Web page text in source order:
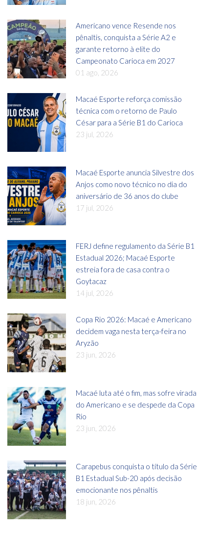
Americano vence Resende nos
pênaltis, conquista a Série A2 e
garante retorno à elite do
Campeonato Carioca em 2027
01 ago, 2026
Macaé Esporte reforça comissão
técnica com o retorno de Paulo
César para a Série B1 do Carioca
23 jul, 2026
Macaé Esporte anuncia Silvestre dos
Anjos como novo técnico no dia do
aniversário de 36 anos do clube
17 jul, 2026
FERJ define regulamento da Série B1
Estadual 2026; Macaé Esporte
estreia fora de casa contra o
Goytacaz
14 jul, 2026
Copa Rio 2026: Macaé e Americano
decidem vaga nesta terça-feira no
Aryzão
23 jun, 2026
Macaé luta até o fim, mas sofre virada
do Americano e se despede da Copa
Rio
23 jun, 2026
Carapebus conquista o título da Série
B1 Estadual Sub-20 após decisão
emocionante nos pênaltis
18 jun, 2026